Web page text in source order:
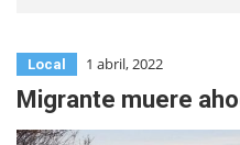
Local 1 abril, 2022
Migrante muere